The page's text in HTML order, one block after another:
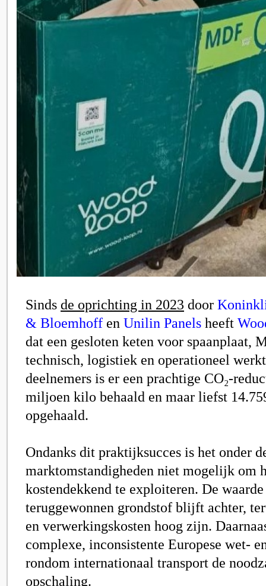
Sinds de oprichting in 2023 door
& Bloemhoff en Unilin Panels heeft
dat een gesloten keten voor spaanplaat,
technisch, logistiek en operationeel
deelnemers is er een prachtige CO₂-
miljoen kilo behaald en maar liefst
opgehaald.
Ondanks dit praktijksucces is het onder
marktomstandigheden niet mogelijk om
kostendekkend te exploiteren. De
teruggewonnen grondstof blijft achter,
en verwerkingskosten hoog zijn.
complexe, inconsistente Europese wet-
rondom internationaal transport de
opschaling.